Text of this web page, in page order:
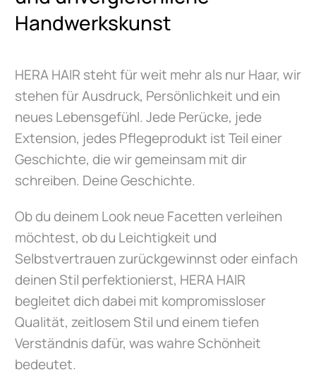
Handwerkskunst
HERA HAIR steht für weit mehr als nur Haar, wir
stehen für Ausdruck, Persönlichkeit und ein
neues Lebensgefühl. Jede Perücke, jede
Extension, jedes Pflegeprodukt ist Teil einer
Geschichte, die wir gemeinsam mit dir
schreiben. Deine Geschichte.
Ob du deinem Look neue Facetten verleihen
möchtest, ob du Leichtigkeit und
Selbstvertrauen zurückgewinnst oder einfach
deinen Stil perfektionierst, HERA HAIR
begleitet dich dabei mit kompromissloser
Qualität, zeitlosem Stil und einem tiefen
Verständnis dafür, was wahre Schönheit
bedeutet.